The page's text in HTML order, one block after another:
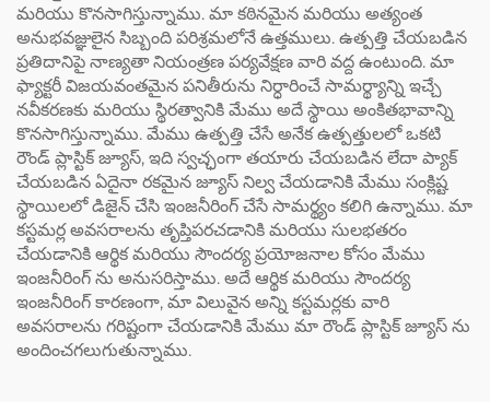
మరియు కొనసాగిస్తున్నాము. మా కఠినమైన మరియు అత్యంత
అనుభవజ్ఞులైన సిబ్బంది పరిశ్రమలోనే ఉత్తములు. ఉత్పత్తి చేయబడిన
ప్రతిదానిపై నాణ్యతా నియంత్రణ పర్యవేక్షణ వారి వద్ద ఉంటుంది. మా
ఫ్యాక్టరీ విజయవంతమైన పనితీరును నిర్ధారించే సామర్థ్యాన్ని ఇచ్చే
నవీకరణకు మరియు స్థిరత్వానికి మేము అదే స్థాయి అంకితభావాన్ని
కొనసాగిస్తున్నాము. మేము ఉత్పత్తి చేసే అనేక ఉత్పత్తులలో ఒకటి
రౌండ్ ప్లాస్టిక్ జ్యూస్, ఇది స్వచ్ఛంగా తయారు చేయబడిన లేదా ప్యాక్
చేయబడిన ఏదైనా రకమైన జ్యూస్ నిల్వ చేయడానికి మేము సంక్లిష్ట
స్థాయిలలో డిజైన్ చేసి ఇంజనీరింగ్ చేసే సామర్థ్యం కలిగి ఉన్నాము. మా
కస్టమర్ల అవసరాలను తృప్తిపరచడానికి మరియు సులభతరం
చేయడానికి ఆర్థిక మరియు సౌందర్య ప్రయోజనాల కోసం మేము
ఇంజనీరింగ్ ను అనుసరిస్తాము. అదే ఆర్థిక మరియు సౌందర్య
ఇంజనీరింగ్ కారణంగా, మా విలువైన అన్ని కస్టమర్లకు వారి
అవసరాలను గరిష్టంగా చేయడానికి మేము మా రౌండ్ ప్లాస్టిక్ జ్యూస్ ను
అందించగలుగుతున్నాము.